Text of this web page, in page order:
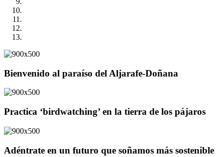
Bienvenido al paraíso del Aljarafe-Doñana
Practica ‘birdwatching’ en la tierra de los pájaros
Adéntrate en un futuro que soñamos más sostenible